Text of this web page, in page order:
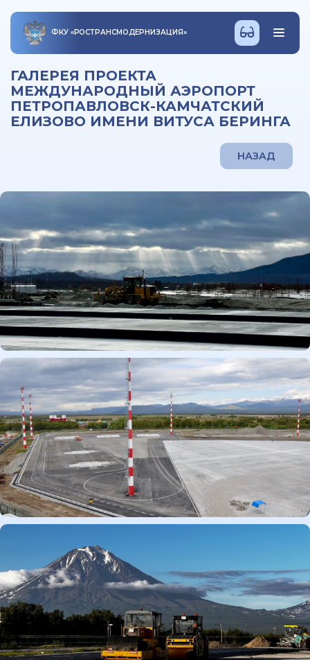
ФКУ «РОСТРАНСМОДЕРНИЗАЦИЯ»
ГАЛЕРЕЯ ПРОЕКТА
МЕЖДУНАРОДНЫЙ АЭРОПОРТ
ПЕТРОПАВЛОВСК-КАМЧАТСКИЙ
ЕЛИЗОВО ИМЕНИ ВИТУСА БЕРИНГА
НАЗАД